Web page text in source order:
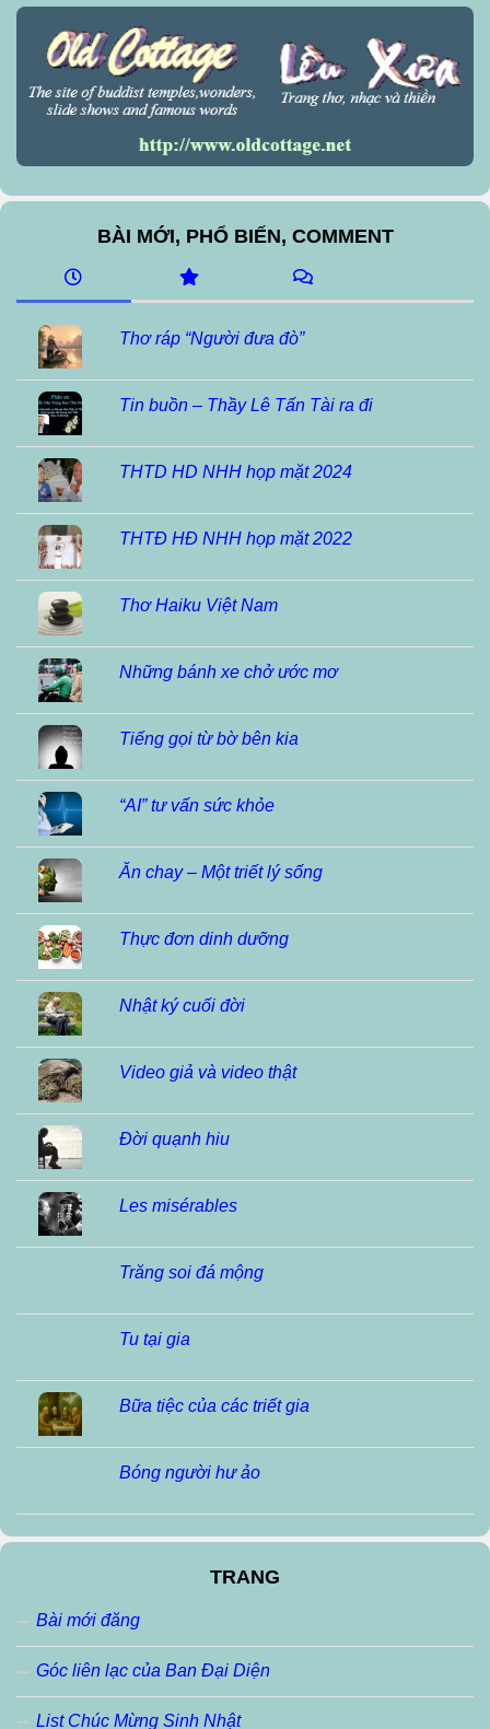
BÀI MỚI, PHỔ BIẾN, COMMENT
Thơ ráp “Người đưa đò”
Tin buồn – Thầy Lê Tấn Tài ra đi
THTD HD NHH họp mặt 2024
THTĐ HĐ NHH họp mặt 2022
Thơ Haiku Việt Nam
Những bánh xe chở ước mơ
Tiếng gọi từ bờ bên kia
“AI” tư vấn sức khỏe
Ăn chay – Một triết lý sống
Thực đơn dinh dưỡng
Nhật ký cuối đời
Video giả và video thật
Đời quạnh hiu
Les misérables
Trăng soi đá mộng
Tu tại gia
Bữa tiệc của các triết gia
Bóng người hư ảo
TRANG
Bài mới đăng
Góc liên lạc của Ban Đại Diện
List Chúc Mừng Sinh Nhật